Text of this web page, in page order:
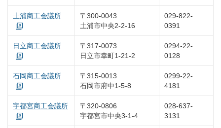
土浦商工会議所
〒300-0043
土浦市中央2-2-16
029-822-
0391
日立商工会議所
〒317-0073
日立市幸町1-21-2
0294-22-
0128
石岡商工会議所
〒315-0013
石岡市府中1-5-8
0299-22-
4181
宇都宮商工会議所
〒320-0806
宇都宮市中央3-1-4
028-637-
3131